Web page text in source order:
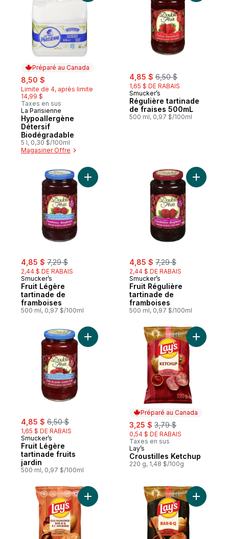
Préparé au Canada
sale:
8,50 $
Limite de 4, après limite
14,99 $
Taxes en sus
Préparé au Canada
La Parisienne
Hypoallergène
Détersif
Biodégradable
5 l, 0,30 $/100ml
Magasiner Offre
sale:
4,85 $ , formerly:
6,50 $
1,65 $ DE RABAIS
Smucker’s
Régulière tartinade
de fraises 500mL
500 ml, 0,97 $/100ml
sale:
4,85 $ , formerly:
7,29 $
2,44 $ DE RABAIS
Smucker’s
Fruit Légère
tartinade de
framboises
500 ml, 0,97 $/100ml
Ajouter Fruit Légère tartinade de
sale:
4,85 $ , formerly:
7,29 $
2,44 $ DE RABAIS
Smucker’s
Fruit Régulière
tartinade de
framboises
500 ml, 0,97 $/100ml
Ajouter
sale:
4,85 $ , formerly:
6,50 $
1,65 $ DE RABAIS
Smucker’s
Fruit Légère
tartinade fruits
jardin
500 ml, 0,97 $/100ml
Ajouter Fruit Légère tartinade fruits jardin
Préparé au Canada
sale:
3,25 $ , formerly:
3,79 $
0,54 $ DE RABAIS
Taxes en sus
Préparé au Canada
Lay’s
Croustilles Ketchup
220 g, 1,48 $/100g
Ajouter
Ajouter Croustilles assaisonnées Bar-B-
Ajouter